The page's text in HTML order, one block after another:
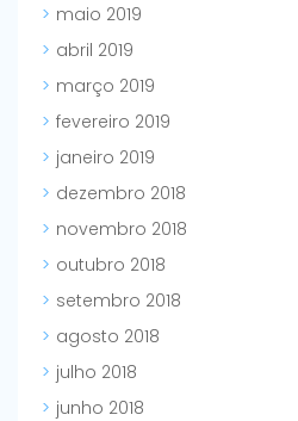
maio 2019
abril 2019
março 2019
fevereiro 2019
janeiro 2019
dezembro 2018
novembro 2018
outubro 2018
setembro 2018
agosto 2018
julho 2018
junho 2018